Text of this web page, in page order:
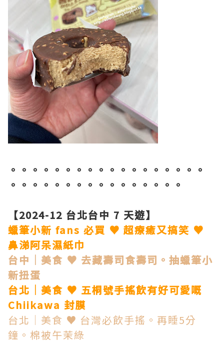
。。。。。。。。。。。。。。。。。。
。。。。。。。。。。。。。。。。
【2024-12 台北台中 7 天遊】
蠟筆小新 fans 必買 ♥ 超療癒又搞笑 ♥
鼻涕阿呆濕紙巾
台中│美食 ♥ 去藏壽司食壽司。抽蠟筆小
新扭蛋
台北│美食 ♥ 五桐號手搖飲有好可愛嘅
Chiikawa 封膜
台北│美食 ♥ 台灣必飲手搖。再睡5分
鐘。棉被午茉綠